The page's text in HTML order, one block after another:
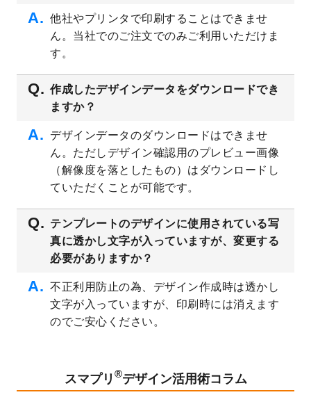
を公開いたしました。
2023/5/9
書類カバー（見積書表紙）のデザインテン
追加しました。
2023/4/20
2023/4/18
セミナー・講演会のチラシデザインテンプ
レートを追加しました。
2023/4/18
スポーツジム・フィットネスクラブのチラ
シデザインテンプレート
2023/3/16
シール・ラベルのデザインテンプレートを
公開いたしました。
2023/3/13
封筒（長3、洋長3、角2）のデザインテンプ
レートを追加しました。
2023/3/13
クリアファイルのデザインテンプレート
追加しました。
2023/3/2
パワーポイント版テンプレートをダウンロ
追加しました。
2023/1/13
4月始まりのカレンダーデザインテンプレー
他社やプリンタで印刷することはできませ
ん。当社でのご注文でのみご利用いただけま
す。
作成したデザインデータをダウンロードでき
ますか？
デザインデータのダウンロードはできませ
ん。ただしデザイン確認用のプレビュー画像
（解像度を落としたもの）はダウンロードし
ていただくことが可能です。
テンプレートのデザインに使用されている写
真に透かし文字が入っていますが、変更する
必要がありますか？
不正利用防止の為、デザイン作成時は透かし
文字が入っていますが、印刷時には消えます
のでご安心ください。
スマプリ ®デザイン活用術コラム